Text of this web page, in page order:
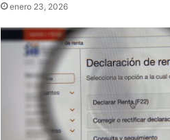
enero 23, 2026